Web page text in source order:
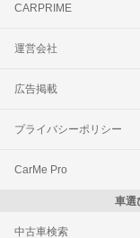
CARPRIME
運営会社
広告掲載
プライバシーポリシー
CarMe Pro
車選
中古車検索